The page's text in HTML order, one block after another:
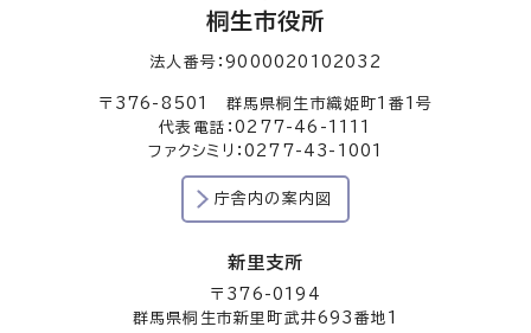
桐生市役所
法人番号：9000020102032
〒376-8501 群馬県桐生市織姫町1番1号
代表電話：0277-46-1111
ファクシミリ：0277-43-1001
庁舎内の案内図
新里支所
〒376-0194
群馬県桐生市新里町武井693番地1